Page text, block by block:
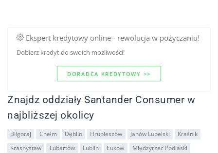
Ekspert kredytowy online - rewolucja w pożyczaniu!
Dobierz kredyt do swoich mozliwości!
DORADCA KREDYTOWY >>
Znajdz oddziały Santander Consumer w
najbliższej okolicy
Biłgoraj Chełm Dęblin Hrubieszów Janów Lubelski
Kraśnik
Krasnystaw
Lubartów Lublin Łuków
Międzyrzec Podlaski